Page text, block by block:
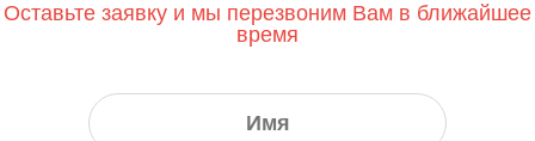
Оставьте заявку и мы перезвоним Вам в ближайшее
время